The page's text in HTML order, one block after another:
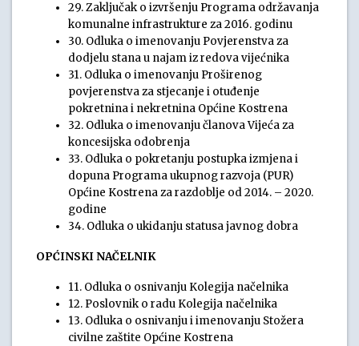
29. Zaključak o izvršenju Programa održavanja
komunalne infrastrukture za 2016. godinu
30. Odluka o imenovanju Povjerenstva za
dodjelu stana u najam iz redova vijećnika
31. Odluka o imenovanju Proširenog
povjerenstva za stjecanje i otuđenje
pokretnina i nekretnina Općine Kostrena
32. Odluka o imenovanju članova Vijeća za
koncesijska odobrenja
33. Odluka o pokretanju postupka izmjena i
dopuna Programa ukupnog razvoja (PUR)
Općine Kostrena za razdoblje od 2014. – 2020.
godine
34. Odluka o ukidanju statusa javnog dobra
OPĆINSKI NAČELNIK
11. Odluka o osnivanju Kolegija načelnika
12. Poslovnik o radu Kolegija načelnika
13. Odluka o osnivanju i imenovanju Stožera
civilne zaštite Općine Kostrena